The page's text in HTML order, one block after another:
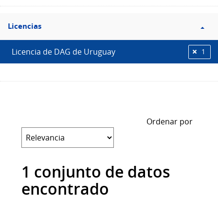
Filtro
Licencias
Licencias
Licencia de DAG de Uruguay 1
Ordenar por
1 conjunto de datos
encontrado